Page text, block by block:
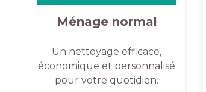
Ménage normal
Un nettoyage efficace,
économique et personnalisé
pour votre quotidien.